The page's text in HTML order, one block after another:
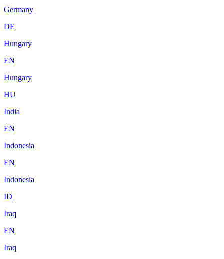
Germany
DE
Hungary
EN
Hungary
HU
India
EN
Indonesia
EN
Indonesia
ID
Iraq
EN
Iraq